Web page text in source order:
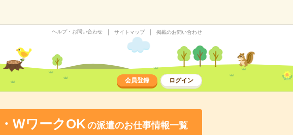
ヘルプ・お問い合わせ サイトマップ 掲載のお問い合わせ
会員登録 ログイン
WワークOKの派遣のお仕事情報一覧